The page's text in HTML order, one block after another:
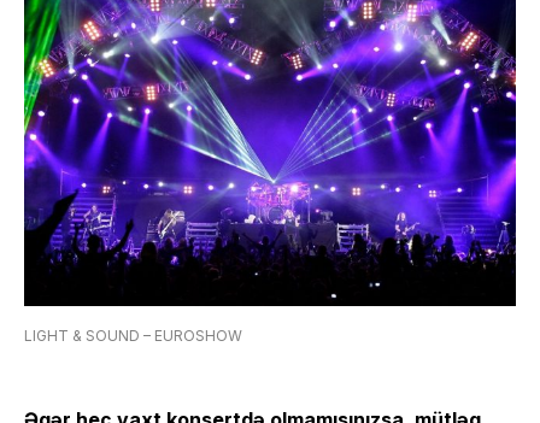
LIGHT & SOUND – EUROSHOW